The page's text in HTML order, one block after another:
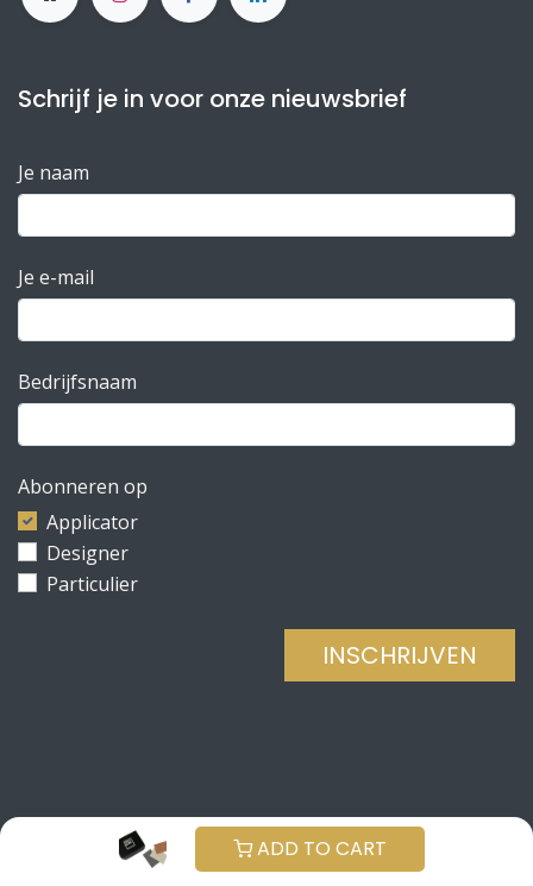
ADD TO CART
Schrijf je in voor onze nieuwsbrief
Je naam
Je e-mail
Bedrijfsnaam
Abonneren op
Applicator
Designer
Particulier
INSCHRIJVEN
Copyright © Be Concrete NEDERLANDS (BE)
Aangeboden door - De #1Open source e-